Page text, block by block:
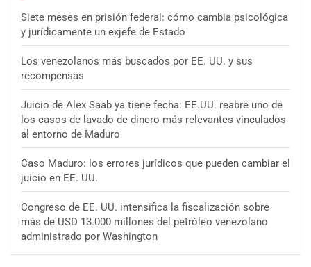
Siete meses en prisión federal: cómo cambia psicológica
y jurídicamente un exjefe de Estado
Los venezolanos más buscados por EE. UU. y sus
recompensas
Juicio de Alex Saab ya tiene fecha: EE.UU. reabre uno de
los casos de lavado de dinero más relevantes vinculados
al entorno de Maduro
Caso Maduro: los errores jurídicos que pueden cambiar el
juicio en EE. UU.
Congreso de EE. UU. intensifica la fiscalización sobre
más de USD 13.000 millones del petróleo venezolano
administrado por Washington